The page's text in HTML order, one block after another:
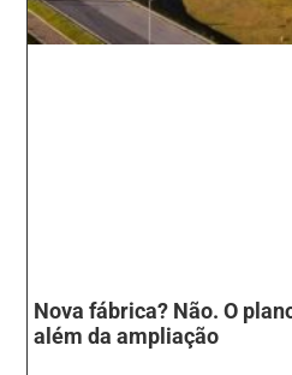
Nova fábrica? Não. O
além da ampliação